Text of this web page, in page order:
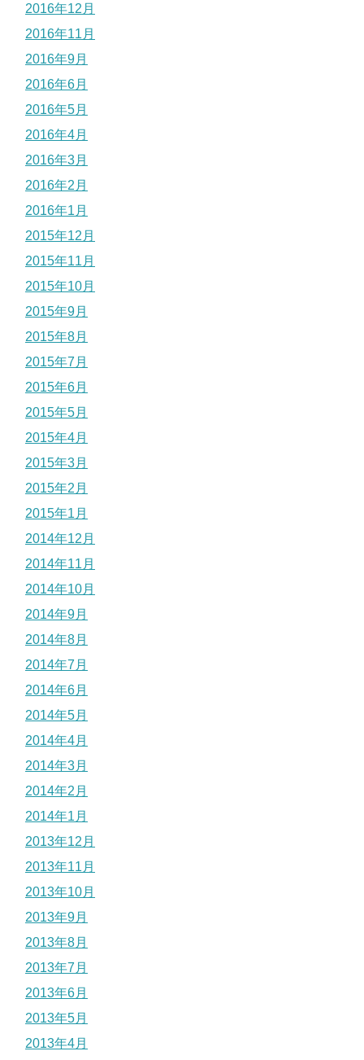
2016年12月
2016年11月
2016年9月
2016年6月
2016年5月
2016年4月
2016年3月
2016年2月
2016年1月
2015年12月
2015年11月
2015年10月
2015年9月
2015年8月
2015年7月
2015年6月
2015年5月
2015年4月
2015年3月
2015年2月
2015年1月
2014年12月
2014年11月
2014年10月
2014年9月
2014年8月
2014年7月
2014年6月
2014年5月
2014年4月
2014年3月
2014年2月
2014年1月
2013年12月
2013年11月
2013年10月
2013年9月
2013年8月
2013年7月
2013年6月
2013年5月
2013年4月